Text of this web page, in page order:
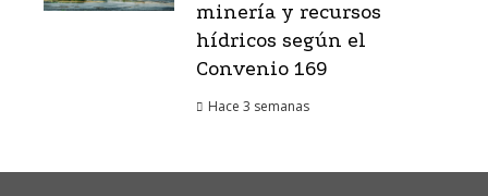
minería y recursos
hídricos según el
Convenio 169
Hace 3 semanas